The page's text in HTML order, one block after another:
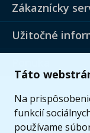
Táto
Na
funkcií
používame
Zákaznícky
Užitočné